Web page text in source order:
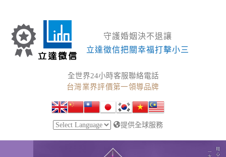
守護婚姻決不退讓
立達徵信把關幸福打擊小三
全世界24小時客服聯絡電話
台灣業界評價第一領導品牌
提供全球服務